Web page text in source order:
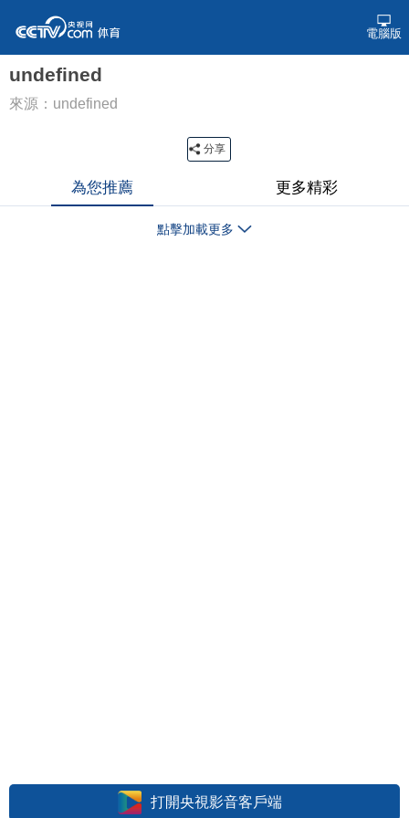
電腦版
undefined
來源：undefined
分享
為您推薦 更多精彩
點擊加載更多
打開央視影音客戶端